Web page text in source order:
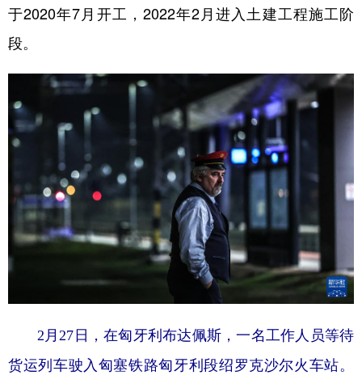
于2020年7月开工，2022年2月进入土建工程施工阶
段。
2月27日，在匈牙利布达佩斯，一名工作人员等待
货运列车驶入匈塞铁路匈牙利段绍罗克沙尔火车站。